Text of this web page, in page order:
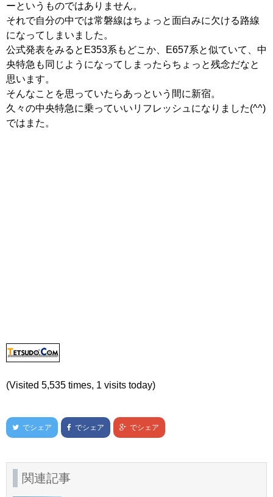
ーというものではありません。
それで自分の中では常磐線はちょっと面白みに欠ける路線
になってしまいました。
公式発表をみるとE353系もどこか、E657系と似ていて、中
央特急も同じようになってしまったらちょっと残念だなと
思います。
そんなことを思っていたらあっという間に新宿。
久々の中央特急に乗っていいリフレッシュになりました(^^)
ではまた。
(Visited 5,535 times, 1 visits today)
でシェア でシェア でシェア
関連記事